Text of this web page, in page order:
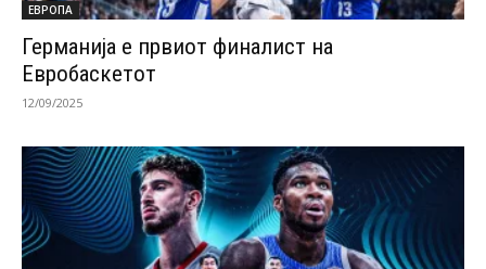
ЕВРОПА
Германија е првиот финалист на
Евробаскетот
12/09/2025